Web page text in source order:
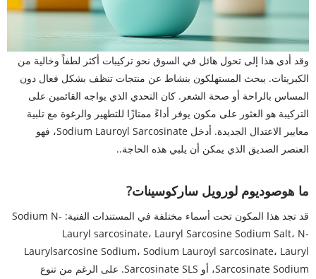
وقد أدى هذا إلى تحول هائل في السوق نحو تركيبات أكثر لطفاً وخالية من
الكبريتات. يبحث المستهلكون بنشاط عن منتجات تنظف بشكل فعال دون
المساس بالراحة أو صحة الشعر. كان التحدي الذي يواجه القائمين على
التركيبة هو العثور على مكون يوفر أداءً ممتازًا للتطهير والرغوة مع تلبية
معايير الاعتدال الجديدة. أدخل Sodium Lauroyl Sarcosinate، فهو
العنصر الصديق الذي يمكن أن يلبي هذه الحاجة..
ما هوصوديوم لورويل ساركوسينات?
قد تجد هذا المكون تحت أسماء مختلفة في المستندات الفنية: Sodium N-
Lauryl sarcosinate، Lauryl Sarcosine Sodium Salt، N-
Laurylsarcosine Sodium، Sodium Lauroyl sarcosinate، Lauryl
Sarcosinate Sodium، أو Sarcosinate SLS. على الرغم من تنوع